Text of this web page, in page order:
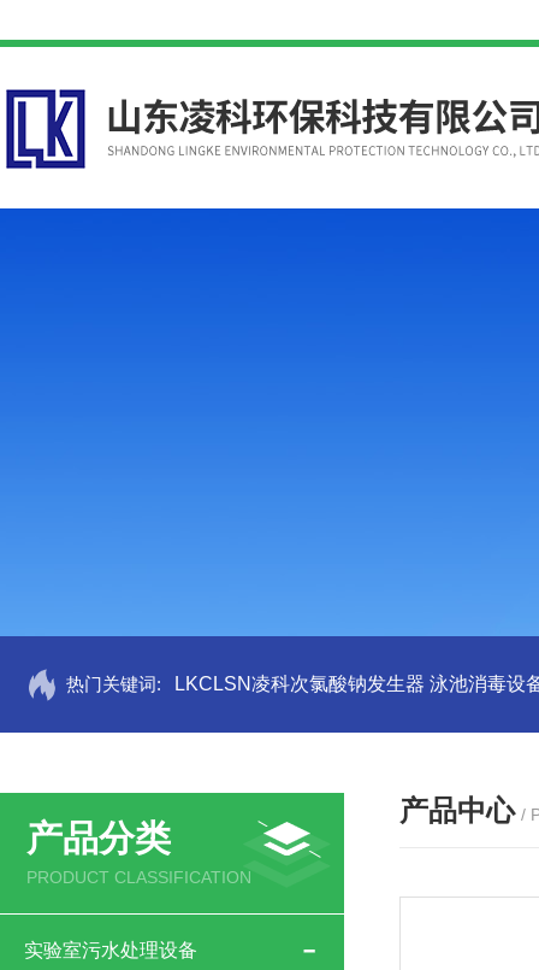
热门关键词: LKCLSN凌科次氯酸钠发生器 泳池消毒设
产品分类
PRODUCT CLASSIFICATION
实验室污水处理设备
产品中心 /